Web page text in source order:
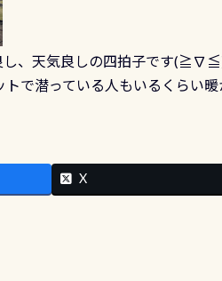
し、天気良しの四拍子です
トで潜っている人もいるくらい
X